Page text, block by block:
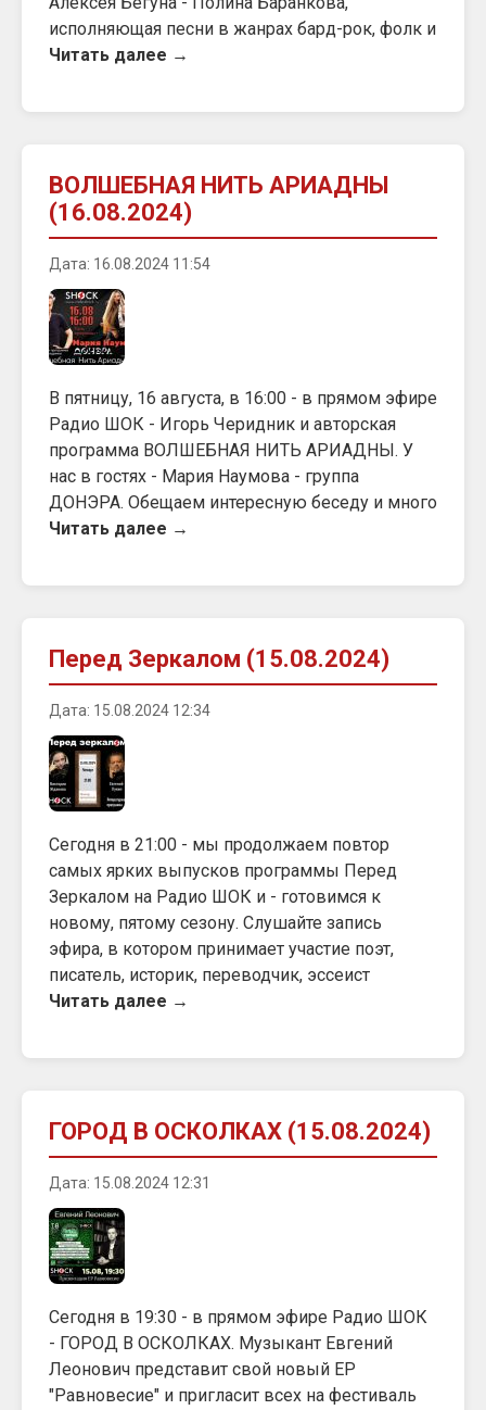
исполняющая песни в жанрах бард-рок, фолк и
Читать далее →
ВОЛШЕБНАЯ НИТЬ АРИАДНЫ
(16.08.2024)
Дата: 16.08.2024 11:54
В пятницу, 16 августа, в 16:00 - в прямом эфире
Радио ШОК - Игорь Черидник и авторская
программа ВОЛШЕБНАЯ НИТЬ АРИАДНЫ. У
нас в гостях - Мария Наумова - группа
ДОНЭРА. Обещаем интересную беседу и много
Читать далее →
Перед Зеркалом (15.08.2024)
Дата: 15.08.2024 12:34
Сегодня в 21:00 - мы продолжаем повтор
самых ярких выпусков программы Перед
Зеркалом на Радио ШОК и - готовимся к
новому, пятому сезону. Слушайте запись
эфира, в котором принимает участие поэт,
писатель, историк, переводчик, эссеист
Читать далее →
ГОРОД В ОСКОЛКАХ (15.08.2024)
Дата: 15.08.2024 12:31
Сегодня в 19:30 - в прямом эфире Радио ШОК
- ГОРОД В ОСКОЛКАХ. Музыкант Евгений
Леонович представит свой новый EP
"Равновесие" и пригласит всех на фестиваль